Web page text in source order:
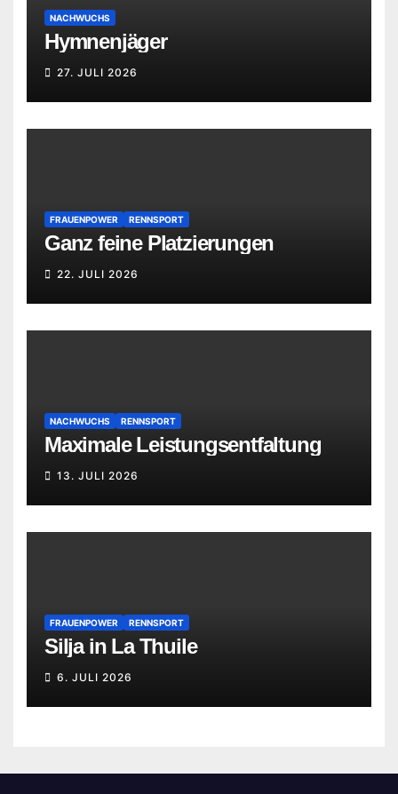
NACHWUCHS
Hymnenjäger
27. JULI 2026
FRAUENPOWER RENNSPORT
Ganz feine Platzierungen
22. JULI 2026
NACHWUCHS RENNSPORT
Maximale Leistungsentfaltung
13. JULI 2026
FRAUENPOWER RENNSPORT
Silja in La Thuile
6. JULI 2026